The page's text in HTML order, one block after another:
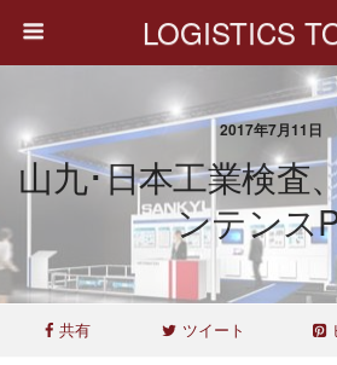
LOGISTICS
2017年7月11日
山九･日本工業検査
ンテンス
共有 ツイート